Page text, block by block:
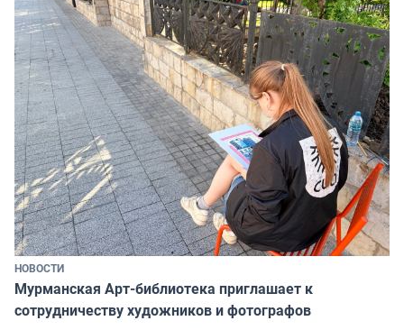
НОВОСТИ
Мурманская Арт-библиотека приглашает к
сотрудничеству художников и фотографов